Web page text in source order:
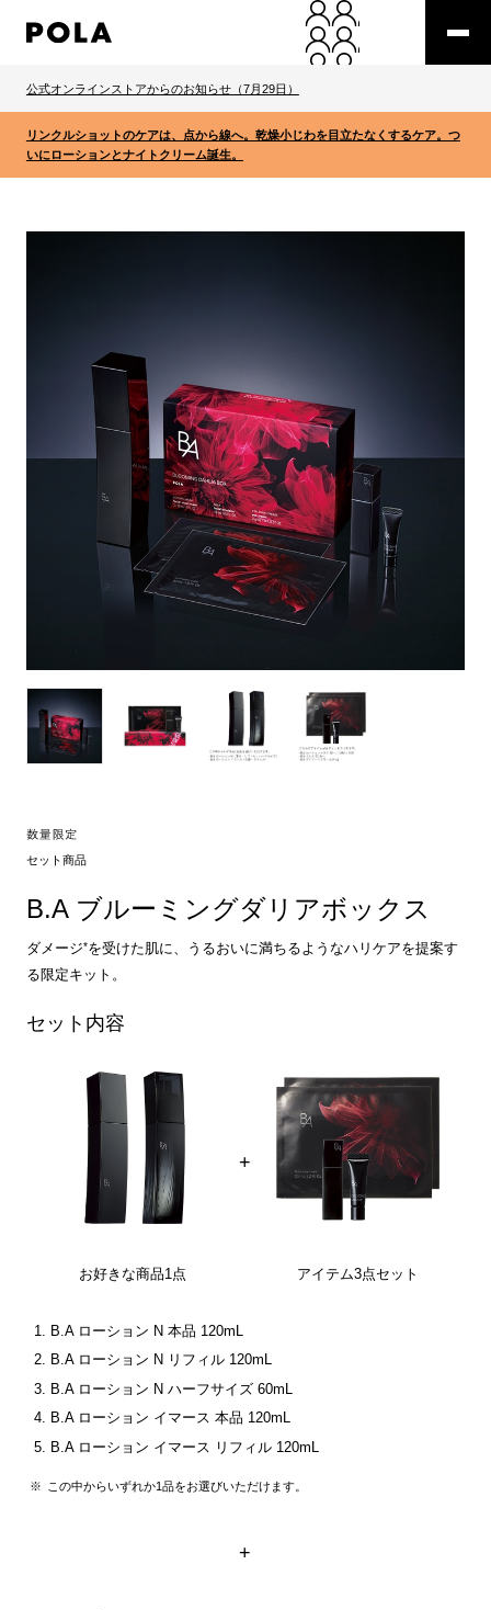
公式オンラインストアからのお知らせ（7月29日）
リンクルショットのケアは、点から線へ。乾燥小じわを目立たなくするケア。つ
いにローションとナイトクリーム誕生。
セット商品
B.A ブルーミングダリアボックス
ダメージ*を受けた肌に、うるおいに満ちるようなハリケアを提案す
る限定キット。
セット内容
お好きな商品1点
+
アイテム3点セット
B.A ローション N 本品 120mL
B.A ローション N リフィル 120mL
B.A ローション N ハーフサイズ 60mL
B.A ローション イマース 本品 120mL
B.A ローション イマース リフィル 120mL
この中からいずれか1品をお選びいただけます。
+